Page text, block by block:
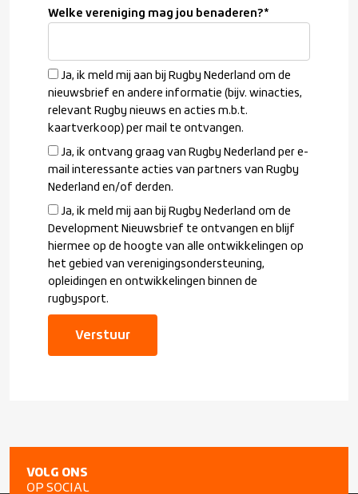
Welke vereniging mag jou benaderen?*
Ja, ik meld mij aan bij Rugby Nederland om de
nieuwsbrief en andere informatie (bijv. winacties,
relevant Rugby nieuws en acties m.b.t.
kaartverkoop) per mail te ontvangen.
Ja, ik ontvang graag van Rugby Nederland per e-
mail interessante acties van partners van Rugby
Nederland en/of derden.
Ja, ik meld mij aan bij Rugby Nederland om de
Development Nieuwsbrief te ontvangen en blijf
hiermee op de hoogte van alle ontwikkelingen op
het gebied van verenigingsondersteuning,
opleidingen en ontwikkelingen binnen de
rugbysport.
Verstuur
VOLG ONS
OP SOCIAL